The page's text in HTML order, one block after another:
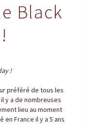
Black
!
préféré de tous les
y a de nombreuses
lieu au moment
en France il y a 5 ans